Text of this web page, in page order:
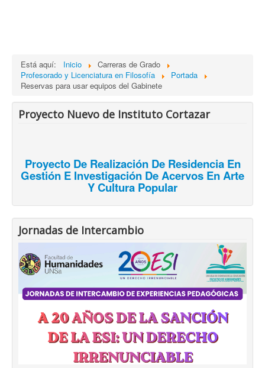
Está aquí: Inicio
Carreras de Grado
Profesorado y Licenciatura en Filosofía
Portada
Reservas para usar equipos del Gabinete
Proyecto Nuevo de Instituto Cortazar
Proyecto De Realización De Residencia En
Gestión E Investigación De Acervos En Arte
Y Cultura Popular
Jornadas de Intercambio